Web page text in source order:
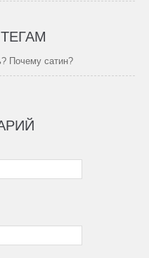
Почему сатин?